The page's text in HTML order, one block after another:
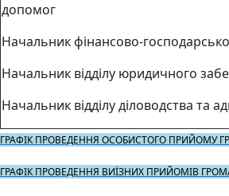
допомог
Начальник фінансово-
Начальник відділу юридичного
Начальник відділу діловодства та
ГРАФІК ПРОВЕДЕННЯ ОСОБИСТОГО ПРИЙОМУ
ГРАФІК ПРОВЕДЕННЯ ВИЇЗНИХ ПРИЙОМІВ